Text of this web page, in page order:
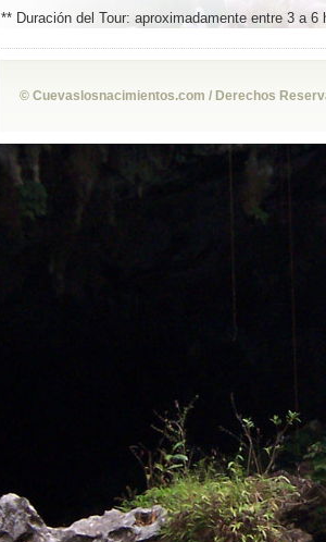
** Duración del Tour: aproximadamente entre 3 a 6
© Cuevaslosnacimientos.com / Derechos